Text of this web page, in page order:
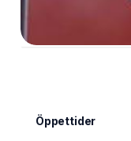
Öppettider